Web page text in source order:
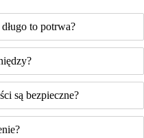
to potrwa?
są bezpieczne?